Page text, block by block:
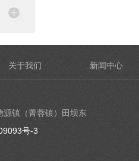
关于我们 新闻中心
源镇（菁蓉镇）田坝东
号-3